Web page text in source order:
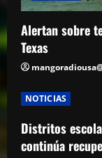
Alertan sobre
Texas
NOTICIAS
Distritos
continúa